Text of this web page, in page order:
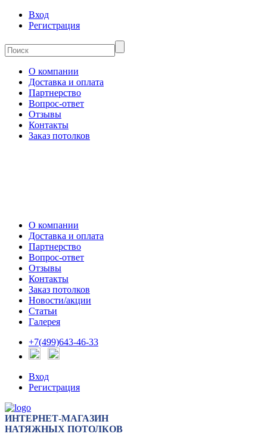
Вход
Регистрация
О компании
Доставка и оплата
Партнерство
Вопрос-ответ
Отзывы
Контакты
Заказ потолков
О компании
Доставка и оплата
Партнерство
Вопрос-ответ
Отзывы
Контакты
Заказ потолков
Новости/акции
Статьи
Галерея
+7(499)643-46-33
Вход
Регистрация
ИНТЕРНЕТ-МАГАЗИН
НАТЯЖНЫХ ПОТОЛКОВ